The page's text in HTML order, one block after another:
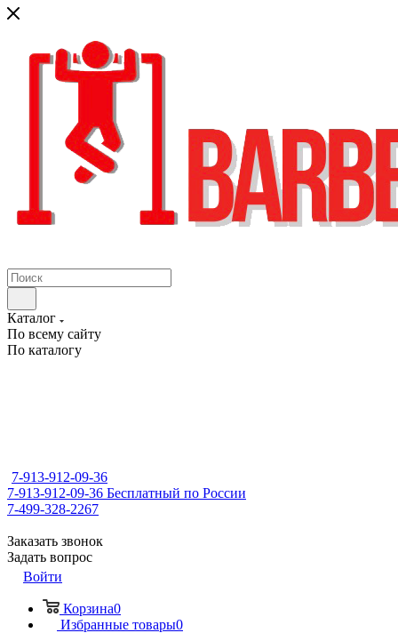
Каталог
По всему сайту
По каталогу
7-913-912-09-36
7-913-912-09-36 Бесплатный по России
7-499-328-2267
Заказать звонок
Задать вопрос
Войти
Корзина0
Избранные товары0